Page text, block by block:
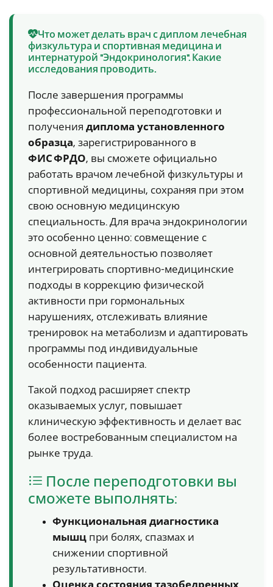
Что может делать врач с диплом лечебная
физкультура и спортивная медицина и
интернатурой "Эндокринология". Какие
исследования проводить.
После завершения программы
профессиональной переподготовки и
получения диплома установленного
образца, зарегистрированного в
ФИС ФРДО, вы сможете официально
работать врачом лечебной физкультуры и
спортивной медицины, сохраняя при этом
свою основную медицинскую
специальность. Для врача эндокринологии
это особенно ценно: совмещение с
основной деятельностью позволяет
интегрировать спортивно-медицинские
подходы в коррекцию физической
активности при гормональных
нарушениях, отслеживать влияние
тренировок на метаболизм и адаптировать
программы под индивидуальные
особенности пациента.
Такой подход расширяет спектр
оказываемых услуг, повышает
клиническую эффективность и делает вас
более востребованным специалистом на
рынке труда.
После переподготовки вы
сможете выполнять:
Функциональная диагностика
мышц при болях, спазмах и
снижении спортивной
результативности.